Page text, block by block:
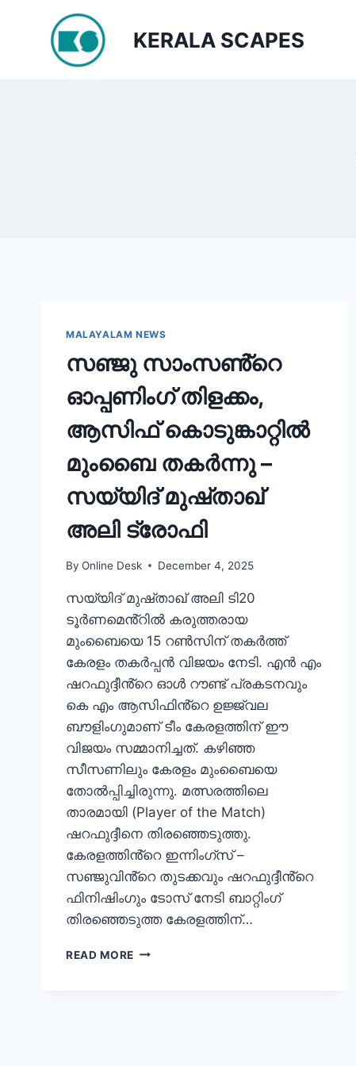
KERALA SCAPES
MALAYALAM NEWS
സഞ്ജു സാംസൺ്റെ
ഓപ്പണിംഗ് തിളക്കം,
ആസിഫ് കൊടുങ്കാറ്റിൽ
മുംബൈ തകർന്നു –
സയ്യിദ് മുഷ്താഖ്
അലി ട്രോഫി
By Online Desk December 4, 2025
സയ്യിദ് മുഷ്താഖ് അലി ടി20
ടൂർണമെൻ്റിൽ കരുത്തരായ
മുംബൈയെ 15 റൺസിന് തകർത്ത്
കേരളം തകർപ്പൻ വിജയം നേടി. എൻ എം
ഷറഫുദ്ദീൻ്റെ ഓൾ റൗണ്ട് പ്രകടനവും
കെ എം ആസിഫിൻ്റെ ഉജ്ജ്വല
ബൗളിംഗുമാണ് ടീം കേരളത്തിന് ഈ
വിജയം സമ്മാനിച്ചത്. കഴിഞ്ഞ
സീസണിലും കേരളം മുംബൈയെ
തോൽപ്പിച്ചിരുന്നു. മത്സരത്തിലെ
താരമായി (Player of the Match)
ഷറഫുദ്ദീനെ തിരഞ്ഞെടുത്തു.
കേരളത്തിൻ്റെ ഇന്നിംഗ്സ് –
സഞ്ജുവിൻ്റെ തുടക്കവും ഷറഫുദ്ദീൻ്റെ
ഫിനിഷിംഗും ടോസ് നേടി ബാറ്റിംഗ്
തിരഞ്ഞെടുത്ത കേരളത്തിന്…
READ MORE സഞ്ജു